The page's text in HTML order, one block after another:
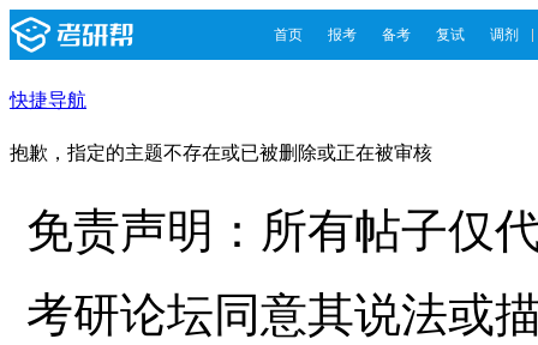
首页 报考 备考 复试 调剂
快捷导航
抱歉，指定的主题不存在或已被删除或正在被审核
免责声明：所有帖子仅
考研论坛同意其说法或